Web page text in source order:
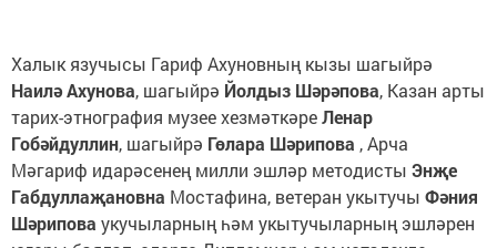
Халык язучысы Гариф Ахуновның кызы шагыйрә
Наилә Ахунова, шагыйрә Йолдыз Шәрәпова, Казан арты
тарих-этнография музее хезмәткәреЛенар
Гобәйдуллин, шагыйрә Гөлара Шәрипова , Арча
Мәгариф идарәсенең милли эшләр методисты Энҗе
Габдуллаҗановна Мостафина, ветеран укытучы Фәния
Шәрипова укучыларның һәм укытучыларның эшләрен